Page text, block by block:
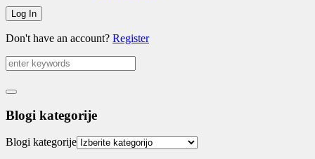
Don't have an account? Register
Blogi kategorije
Blogi kategorije